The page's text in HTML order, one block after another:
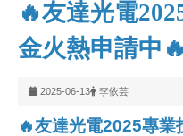
🔥友達光電
金火熱申請中🔥
2025-06-13 李依芸
🔥友達光電2025專業